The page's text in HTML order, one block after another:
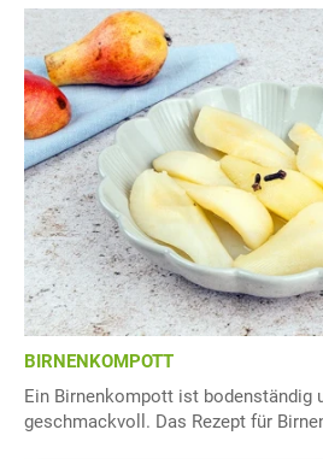
BIRNENKOMPOTT
Ein Birnenkompott ist bodenständig
geschmackvoll. Das Rezept für